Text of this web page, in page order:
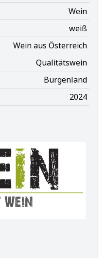
Wein
weiß
Wein aus Österreich
Qualitätswein
Burgenland
2024